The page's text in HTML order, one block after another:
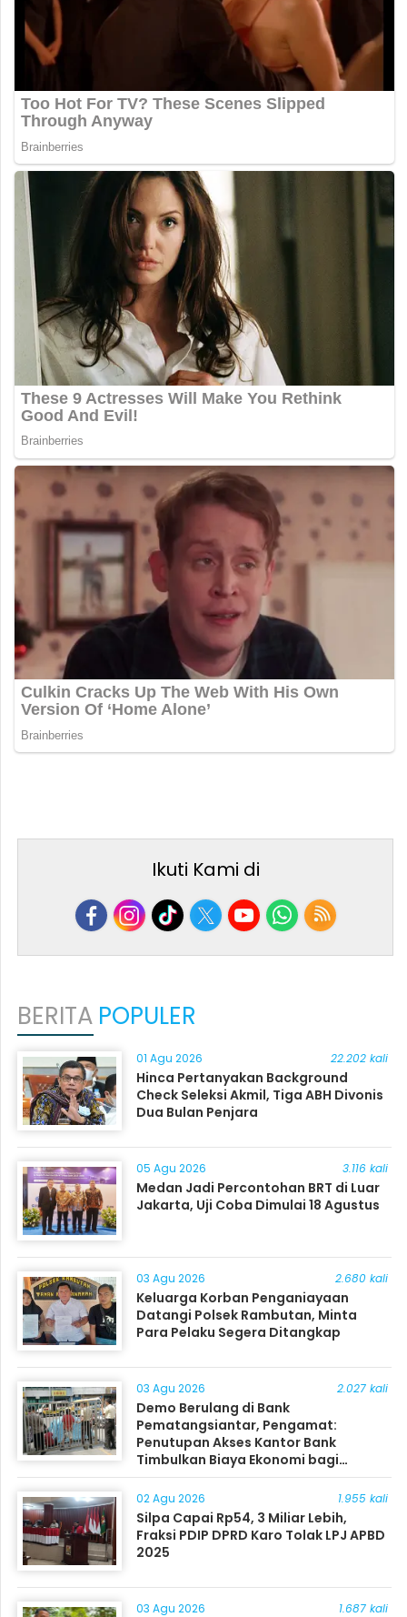
Ikuti Kami di
BERITA POPULER
01 Agu 2026 22.202 kali
Hinca Pertanyakan Background
Check Seleksi Akmil, Tiga ABH Divonis
Dua Bulan Penjara
05 Agu 2026 3.116 kali
Medan Jadi Percontohan BRT di Luar
Jakarta, Uji Coba Dimulai 18 Agustus
03 Agu 2026 2.680 kali
Keluarga Korban Penganiayaan
Datangi Polsek Rambutan, Minta
Para Pelaku Segera Ditangkap
03 Agu 2026 2.027 kali
Demo Berulang di Bank
Pematangsiantar, Pengamat:
Penutupan Akses Kantor Bank
Timbulkan Biaya Ekonomi bagi
Masyarakat
02 Agu 2026 1.955 kali
Silpa Capai Rp54, 3 Miliar Lebih,
Fraksi PDIP DPRD Karo Tolak LPJ APBD
2025
03 Agu 2026 1.687 kali